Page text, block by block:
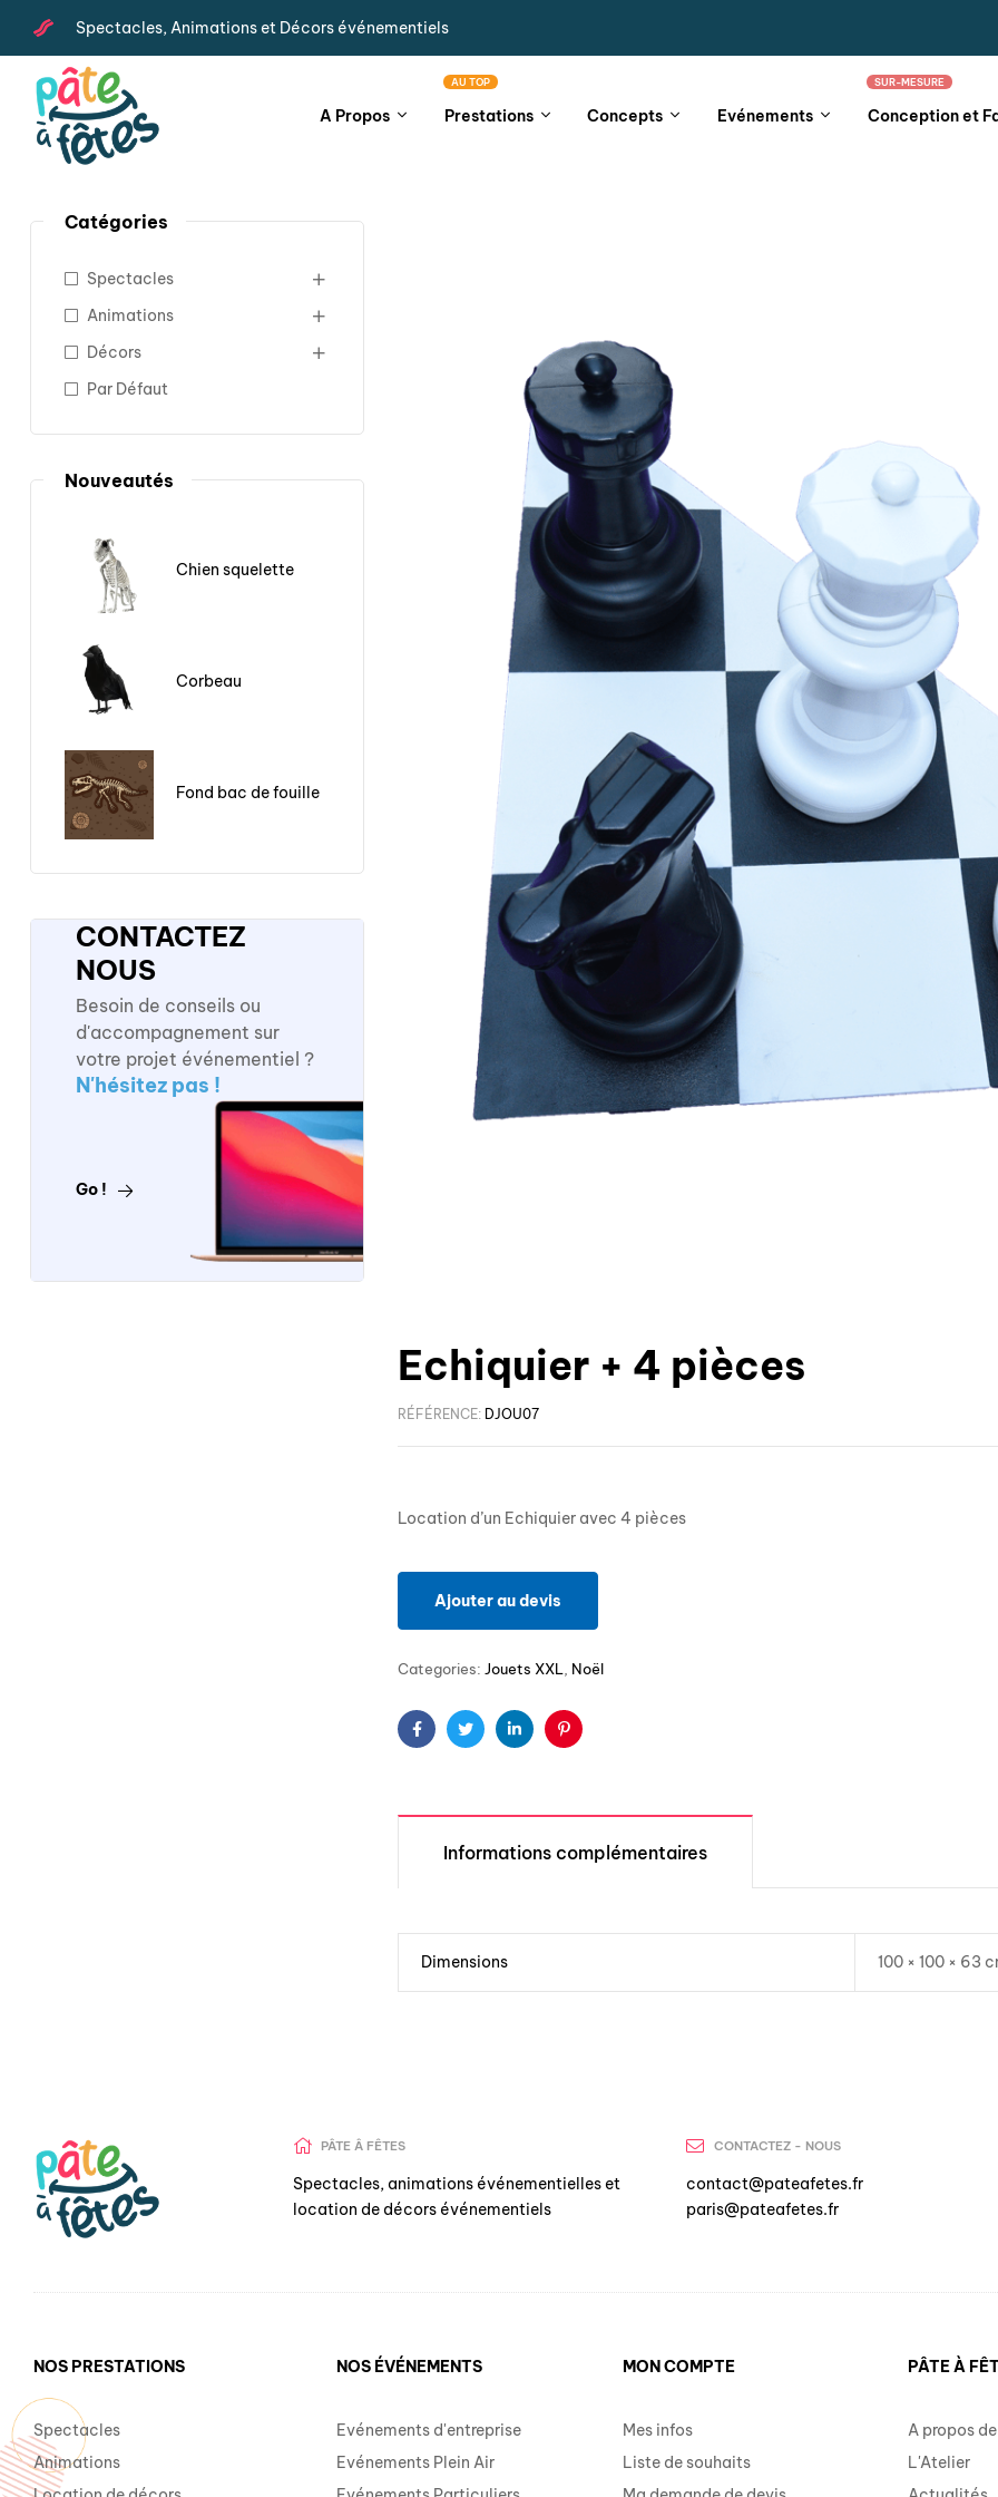
Spectacles, Animations et Décors événementiels
A Propos Prestations
AU TOP
Concepts Evénements Conception et
SUR-MESURE
Echiquier + 4 pièces
RÉFÉRENCE: DJOU07
Location d’un Echiquier avec 4 pièces
Ajouter au devis
Categories: Jouets XXL Noël
FacebookTwitterLinkedinPinterest
Informations complémentaires
Dimensions 100 × 100 × 63
Catégories
Spectacles
Animations
Décors
Par Défaut
Nouveautés
Chien squelette
Corbeau
Fond bac de fouille
CONTACTEZ
NOUS
Besoin de conseils ou
d'accompagnement sur
votre projet événementiel ?
N'hésitez pas !
Go !
PÂTE Â FÊTES
Spectacles, animations événementielles et
location de décors événementiels
CONTACTEZ - NOUS
contact@pateafetes.fr
paris@pateafetes.fr
NOS PRESTATIONS
Spectacles
Animations
NOS ÉVÉNEMENTS
Evénements d'entreprise
Evénements Plein Air
MON COMPTE
Mes infos
Liste de souhaits
PÂTE À
A propos
L'Atelier